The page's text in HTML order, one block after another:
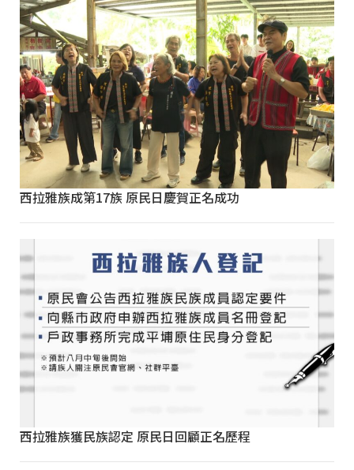
西拉雅族成第17族 原民日慶賀正名成功
西拉雅族獲民族認定 原民日回顧正名歷程